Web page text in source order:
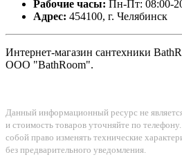
Рабочие часы: Пн-Пт: 08:00-
Адрес: 454100, г. Челябинск
Интернет-магазин сантехники
ООО "BathRoom".
Данный информационный ресурс не
и стоимость товаров уточняйте по
собой право изменять технические
без предварительного уведомления.